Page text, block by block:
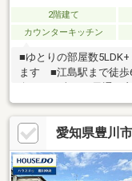
2階建て
カウンターキッチン
■ゆとりの部屋数
ます ■江島駅まで徒歩
愛知県豊川